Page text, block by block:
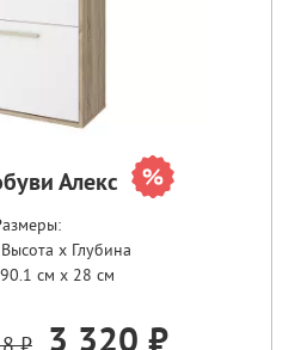
Алекс
x Глубина
см x 28 см
3 320 ₽